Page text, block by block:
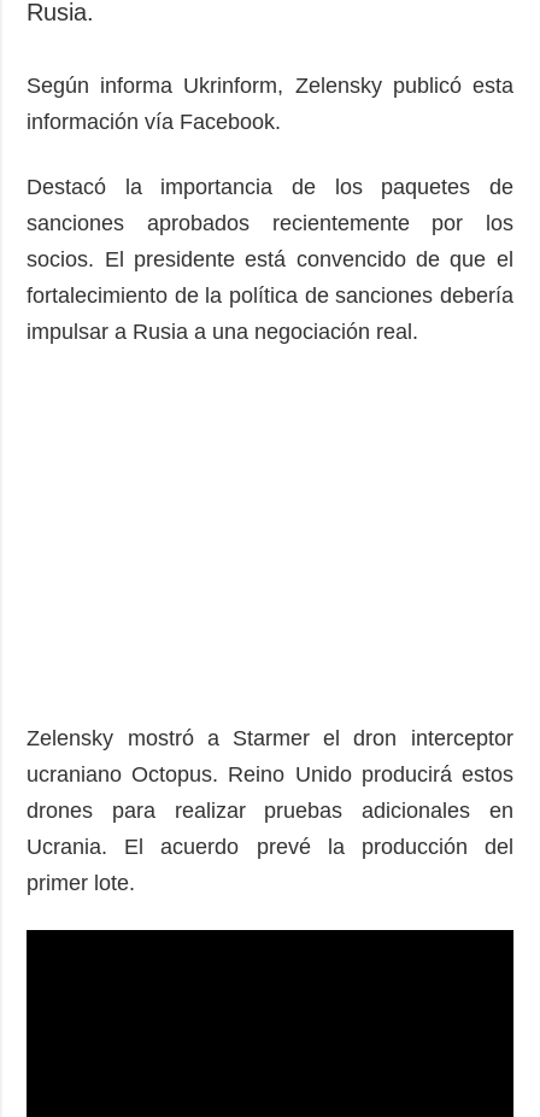
Rusia.
Según informa Ukrinform, Zelensky publicó esta
información vía Facebook.
Destacó la importancia de los paquetes de
sanciones aprobados recientemente por los
socios. El presidente está convencido de que el
fortalecimiento de la política de sanciones debería
impulsar a Rusia a una negociación real.
Zelensky mostró a Starmer el dron interceptor
ucraniano Octopus. Reino Unido producirá estos
drones para realizar pruebas adicionales en
Ucrania. El acuerdo prevé la producción del
primer lote.